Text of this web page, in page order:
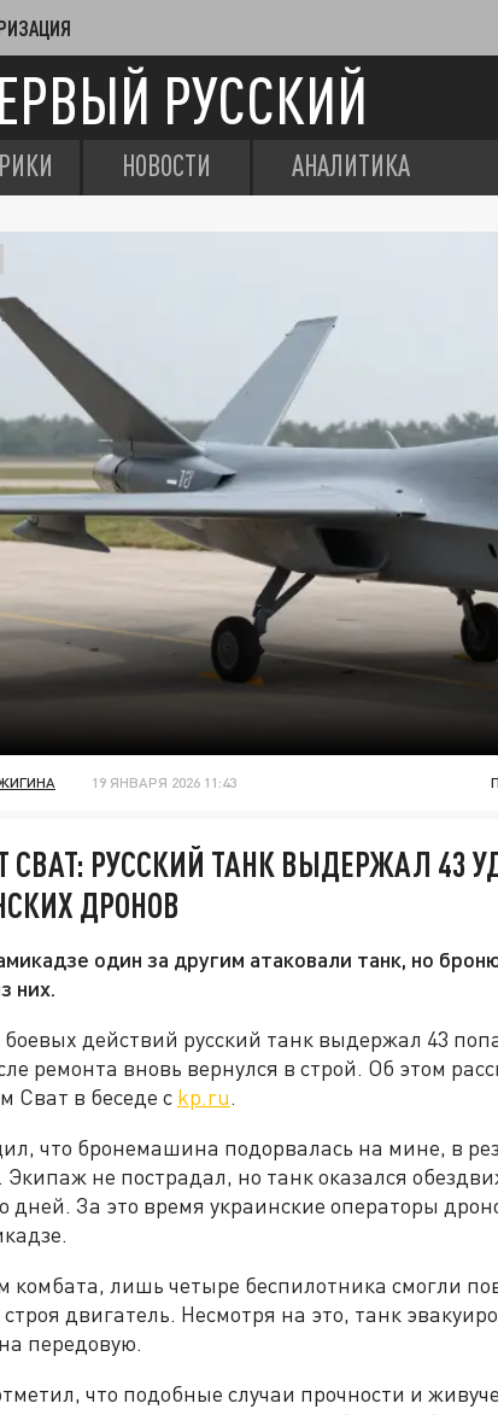
РУССКИЙ
НОВОСТИ АНАЛИТИКА
19 ЯНВАРЯ 2026 11:43
СВАТ: РУССКИЙ ТАНК ВЫДЕРЖАЛ 43
ДРОНОВ
один за другим атаковали танк, но
них.
действий русский танк выдержал 43
ремонта вновь вернулся в строй. Об этом
Сват в беседе с kp.ru.
что бронемашина подорвалась на мине, в
Экипаж не пострадал, но танк оказался
дней. За это время украинские операторы
комбата, лишь четыре беспилотника смогли
двигатель. Несмотря на это, танк
передовую.
что подобные случаи прочности и